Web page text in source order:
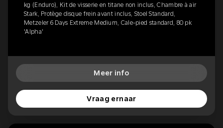
kg (Enduro), Kit de visserie en titane non inclus, Chambre à air
Stark, Protège disque frein avant inclus, Stoel Standard,
Metzeler 6 Days Extreme Medium, Cale-pied standard, 80 pk
'Alpha'
Meer info
Vraag ernaar